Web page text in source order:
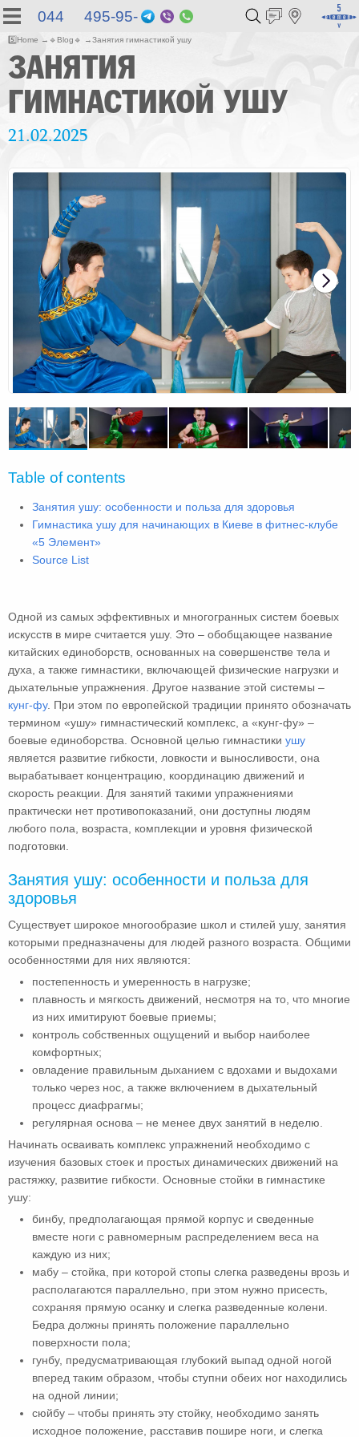
044 495-95-
Telegram
ViberWhatsApp
5️⃣Home 🔹 Blog 🔹 Занятия гимнастикой ушу
ЗАНЯТИЯ
ГИМНАСТИКОЙ УШУ
21.02.2025
Table of contents
Занятия ушу: особенности и польза для здоровья
Гимнастика ушу для начинающих в Киеве в фитнес-клубе
«5 Элемент»
Source List
Одной из самых эффективных и многогранных систем боевых
искусств в мире считается ушу. Это – обобщающее название
китайских единоборств, основанных на совершенстве тела и
духа, а также гимнастики, включающей физические нагрузки и
дыхательные упражнения. Другое название этой системы –
кунг-фу. При этом по европейской традиции принято обозначать
термином «ушу» гимнастический комплекс, а «кунг-фу» –
боевые единоборства. Основной целью гимнастики ушу
является развитие гибкости, ловкости и выносливости, она
вырабатывает концентрацию, координацию движений и
скорость реакции. Для занятий такими упражнениями
практически нет противопоказаний, они доступны людям
любого пола, возраста, комплекции и уровня физической
подготовки.
Занятия ушу: особенности и польза для
здоровья
Существует широкое многообразие школ и стилей ушу, занятия
которыми предназначены для людей разного возраста. Общими
особенностями для них являются:
постепенность и умеренность в нагрузке;
плавность и мягкость движений, несмотря на то, что многие
из них имитируют боевые приемы;
контроль собственных ощущений и выбор наиболее
комфортных;
овладение правильным дыханием с вдохами и выдохами
только через нос, а также включением в дыхательный
процесс диафрагмы;
регулярная основа – не менее двух занятий в неделю.
Начинать осваивать комплекс упражнений необходимо с
изучения базовых стоек и простых динамических движений на
растяжку, развитие гибкости. Основные стойки в гимнастике
ушу:
бинбу, предполагающая прямой корпус и сведенные
вместе ноги с равномерным распределением веса на
каждую из них;
мабу – стойка, при которой стопы слегка разведены врозь и
располагаются параллельно, при этом нужно присесть,
сохраняя прямую осанку и слегка разведенные колени.
Бедра должны принять положение параллельно
поверхности пола;
гунбу, предусматривающая глубокий выпад одной ногой
вперед таким образом, чтобы ступни обеих ног находились
на одной линии;
сюйбу – чтобы принять эту стойку, необходимо занять
исходное положение, расставив пошире ноги, и слегка